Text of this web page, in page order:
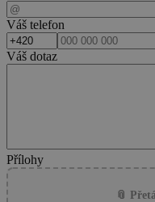
Váš telefon
Váš dotaz
Přílohy
📎